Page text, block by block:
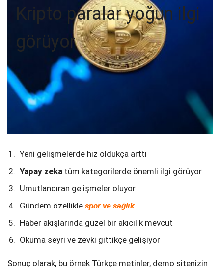
Kripto paralar yoğun ilgi
görüyor
Yeni gelişmelerde hız oldukça arttı
Yapay zeka tüm kategorilerde önemli ilgi görüyor
Umutlandıran gelişmeler oluyor
Gündem özellikle spor ve sağlık
Haber akışlarında güzel bir akıcılık mevcut
Okuma seyri ve zevki gittikçe gelişiyor
Sonuç olarak, bu örnek Türkçe metinler, demo sitenizin